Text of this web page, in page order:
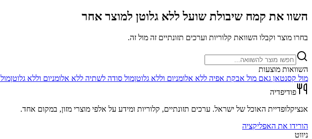
השוו את קמח שיבולת שועל ללא גלוטן למוצר אחר
בחרו מוצר וקבלו השוואת קלוריות וערכים תזונתיים זה מול זה.
השוואות מוצעות
מול קסנטאן גאם מול אבקת אפיה ללא אלומניום וללא גלוטןמול סודה לשתיה ללא אלומניום וללא גלוטןמול
פודיפדיה
אנציקלופדיית האוכל של ישראל. ערכים תזונתיים, קלוריות ומידע על אלפי מוצרי מזון, במקום אחד.
הורידו את האפליקציה
ניווט